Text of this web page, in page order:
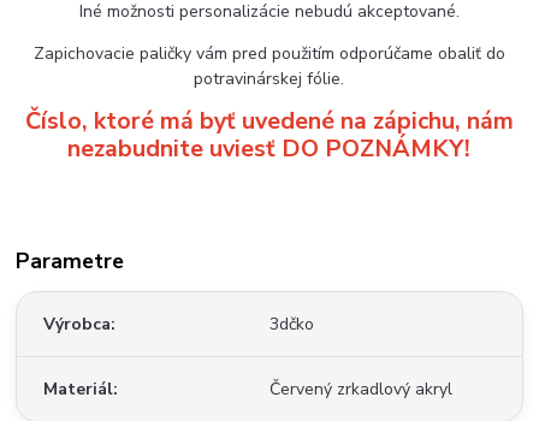
Iné možnosti personalizácie nebudú akceptované.
Zapichovacie paličky vám pred použitím odporúčame obaliť do
potravinárskej fólie.
Číslo, ktoré má byť uvedené na zápichu, nám
nezabudnite uviesť DO POZNÁMKY!
Parametre
Výrobca 3dčko
Materiál Červený zrkadlový akryl